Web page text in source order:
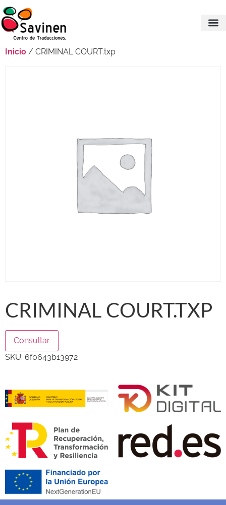
Inicio / CRIMINAL COURT.txp
CRIMINAL COURT.TXP
Consultar
SKU: 6f0643b13972